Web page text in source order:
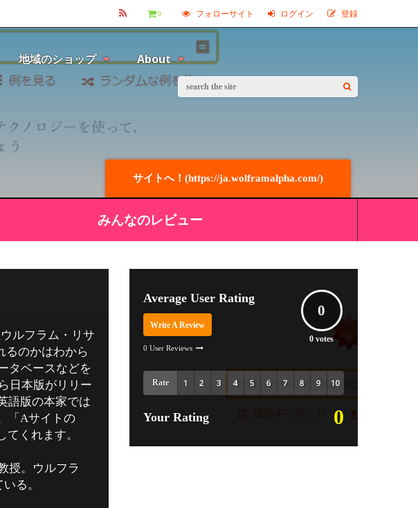
フォローサイト ログイン 登録
0
地域のショップ About
サイトへ！(https://ja.wolframalpha.com/)
みんなのレビュー
ルフラム・リサ
るのかはわから
タベースなどを
日本版がリリー
語版の本家では
「Aサイトの
くれます。
授。ウルフラ
る。
Average User Rating
Write A Review
0 User Reviews
0
0 votes
Rate
Your Rating 0